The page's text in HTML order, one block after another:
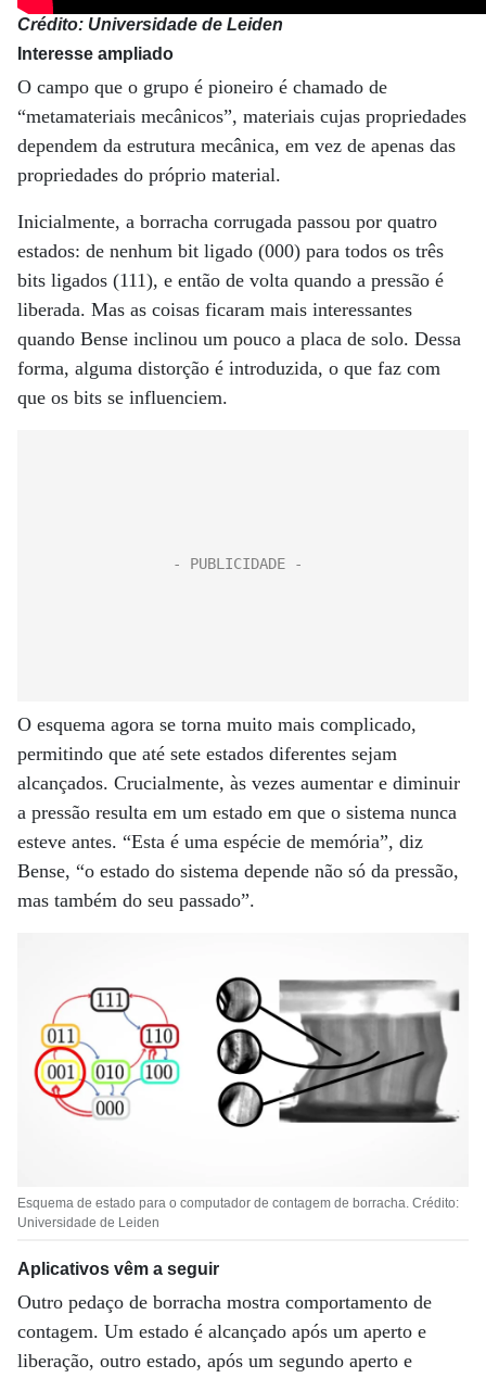
Crédito: Universidade de Leiden
Interesse ampliado
O campo que o grupo é pioneiro é chamado de
“metamateriais mecânicos”, materiais cujas propriedades
dependem da estrutura mecânica, em vez de apenas das
propriedades do próprio material.
Inicialmente, a borracha corrugada passou por quatro
estados: de nenhum bit ligado (000) para todos os três
bits ligados (111), e então de volta quando a pressão é
liberada. Mas as coisas ficaram mais interessantes
quando Bense inclinou um pouco a placa de solo. Dessa
forma, alguma distorção é introduzida, o que faz com
que os bits se influenciem.
O esquema agora se torna muito mais complicado,
permitindo que até sete estados diferentes sejam
alcançados. Crucialmente, às vezes aumentar e diminuir
a pressão resulta em um estado em que o sistema nunca
esteve antes. “Esta é uma espécie de memória”, diz
Bense, “o estado do sistema depende não só da pressão,
mas também do seu passado”.
Esquema de estado para o computador de contagem de borracha. Crédito:
Universidade de Leiden
Aplicativos vêm a seguir
Outro pedaço de borracha mostra comportamento de
contagem. Um estado é alcançado após um aperto e
liberação, outro estado, após um segundo aperto e